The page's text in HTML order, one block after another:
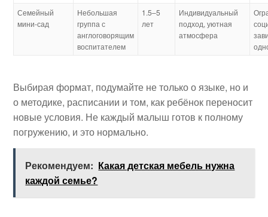
Семейный
мини-сад
Небольшая
группа с
англоговорящим
воспитателем
1.5–5
лет
Индивидуальный
подход, уютная
атмосфера
Выбирая формат, подумайте не только о языке, но и
о методике, расписании и том, как ребёнок переносит
новые условия. Не каждый малыш готов к полному
погружению, и это нормально.
Рекомендуем: Какая детская мебель нужна
каждой семье?